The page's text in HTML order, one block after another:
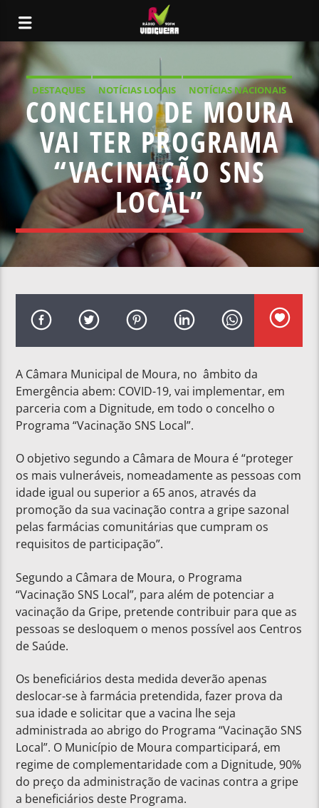
DESTAQUES NOTÍCIAS LOCAIS NOTÍCIAS NACIONAIS
CONCELHO DE MOURA
VAI TER PROGRAMA
“VACINAÇÃO SNS
LOCAL”
A Câmara Municipal de Moura, no âmbito da
Emergência abem: COVID-19, vai implementar, em
parceria com a Dignitude, em todo o concelho o
Programa “Vacinação SNS Local”.
O objetivo segundo a Câmara de Moura é “proteger
os mais vulneráveis, nomeadamente as pessoas com
idade igual ou superior a 65 anos, através da
promoção da sua vacinação contra a gripe sazonal
pelas farmácias comunitárias que cumpram os
requisitos de participação”.
Segundo a Câmara de Moura, o Programa
“Vacinação SNS Local”, para além de potenciar a
vacinação da Gripe, pretende contribuir para que as
pessoas se desloquem o menos possível aos Centros
de Saúde.
Os beneficiários desta medida deverão apenas
deslocar-se à farmácia pretendida, fazer prova da
sua idade e solicitar que a vacina lhe seja
administrada ao abrigo do Programa “Vacinação SNS
Local”. O Município de Moura comparticipará, em
regime de complementaridade com a Dignitude, 90%
do preço da administração de vacinas contra a gripe
a beneficiários deste Programa.